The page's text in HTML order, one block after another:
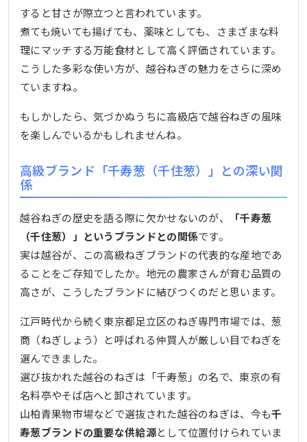
すると甘さが際立つと言われています。
煮ても焼いても揚げても、薬味としても、さまざまな料
理にマッチする万能食材として高く評価されています。
こうした多彩な使い方が、越谷ねぎの魅力をさらに深め
ていますね。
もしかしたら、気づかぬうちに高級店で越谷ねぎの風味
を楽しんでいるかもしれませんね。
高級ブランド「千寿葱（千住葱）」との深い関
係
越谷ねぎの歴史を語る際に欠かせないのが、
「千寿葱
（千住葱）」というブランドとの関係です。
実は越谷が、この高級ねぎブランドの代表的な産地であ
ることをご存知でしたか。地元の農家さんが育む品質の
高さが、こうしたブランドに結びつくのだと思います。
江戸時代から続く東京都足立区のねぎ専門市場では、葱
商（ねぎしょう）と呼ばれる仲買人が厳しい目でねぎを
選んできました。
選び抜かれた越谷のねぎは「千寿葱」の名で、東京の有
名料亭やそば店へと卸されています。
山柏青果物市場などで選抜された越谷のねぎは、今も千
寿葱ブランドの重要な供給源として位置付けられていま